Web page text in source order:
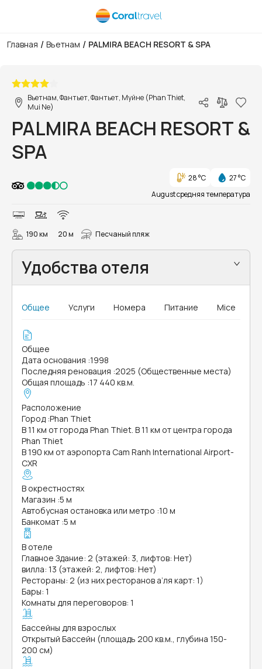
Главная / Вьетнам / PALMIRA BEACH RESORT & SPA
Вьетнам, Фантьет, Фантьет, Муйне (Phan Thiet,
Mui Ne)
PALMIRA BEACH RESORT &
SPA
28 °C
27 °C
August средняя температура
190 км 20 м Песчаный пляж
Удобства отеля
Общее Услуги Номера Питание Mice
Общее
Дата основания :1998
Последняя реновация :2025 (Общественные места)
Общая площадь :17 440 кв.м.
Расположение
Город :Phan Thiet
В 11 км от города Phan Thiet. В 11 км от центра города
Phan Thiet
В 190 км от аэропорта Cam Ranh International Airport-
CXR
В окрестностях
Магазин :5 м
Автобусная остановка или метро :10 м
Банкомат :5 м
В отеле
Главное Здание: 2 (этажей: 3, лифтов: Нет)
вилла: 13 (этажей: 2, лифтов: Нет)
Рестораны: 2 (из них ресторанов а’ля карт: 1)
Бары: 1
Комнаты для переговоров: 1
Бассейны для взрослых
Открытый Бассейн (площадь 200 кв.м., глубина 150-
200 см)